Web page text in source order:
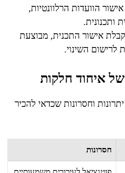
הוועדות הרלוונטיות,
ותכנונית.
אישור התכנית, מבוצעת
לרישום השינוי.
של איחוד חלקות
וחסרונות שכדאי להכיר
חסרונות